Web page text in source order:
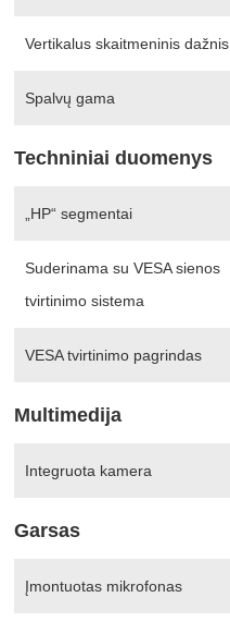
Vertikalus skaitmeninis dažnis
Spalvų gama
Techniniai duomenys
„HP“ segmentai
Suderinama su VESA sienos
tvirtinimo sistema
VESA tvirtinimo pagrindas
Multimedija
Integruota kamera
Garsas
Įmontuotas mikrofonas